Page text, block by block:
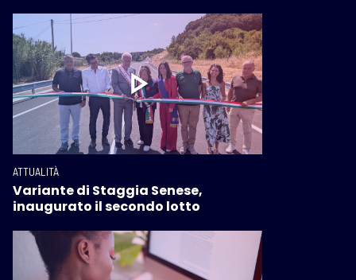
ATTUALITÀ
Variante di Staggia Senese,
inaugurato il secondo lotto